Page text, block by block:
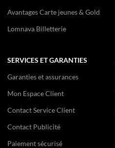
Avantages Carte jeunes & Gold
Lomnava Billetterie
SERVICES ET GARANTIES
Garanties et assurances
Mon Espace Client
Contact Service Client
Contact Publicité
Paiement sécurisé